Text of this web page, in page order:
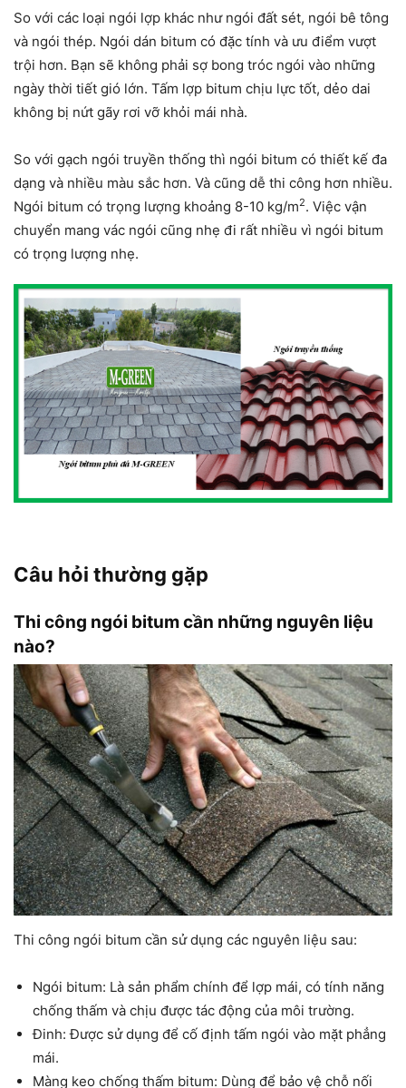
So với các loại ngói lợp khác như ngói đất sét, ngói bê tông
và ngói thép. Ngói dán bitum có đặc tính và ưu điểm vượt
trội hơn. Bạn sẽ không phải sợ bong tróc ngói vào những
ngày thời tiết gió lớn. Tấm lợp bitum chịu lực tốt, dẻo dai
không bị nứt gãy rơi vỡ khỏi mái nhà.
So với gạch ngói truyền thống thì ngói bitum có thiết kế đa
dạng và nhiều màu sắc hơn. Và cũng dễ thi công hơn nhiều.
Ngói bitum có trọng lượng khoảng 8-10 kg/m2. Việc vận
chuyển mang vác ngói cũng nhẹ đi rất nhiều vì ngói bitum
có trọng lượng nhẹ.
Câu hỏi thường gặp
Thi công ngói bitum cần những nguyên liệu
nào?
Thi công ngói bitum cần sử dụng các nguyên liệu sau:
Ngói bitum: Là sản phẩm chính để lợp mái, có tính năng
chống thấm và chịu được tác động của môi trường.
Đinh: Được sử dụng để cố định tấm ngói vào mặt phẳng
mái.
Màng keo chống thấm bitum: Dùng để bảo vệ chỗ nối